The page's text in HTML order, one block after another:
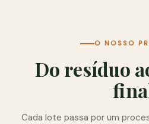
O NOSSO
Do resíduo
Cada lote passa por um